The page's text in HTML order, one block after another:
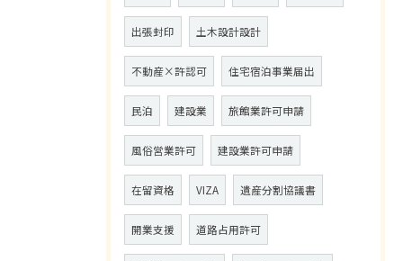
出張封印 土木設計設計
不動産×許認可 住宅宿泊事業届出
民泊 建設業 旅館業許可申請
風俗営業許可 建設業許可申請
在留資格 VIZA 遺産分割協議書
開業支援 道路占用許可